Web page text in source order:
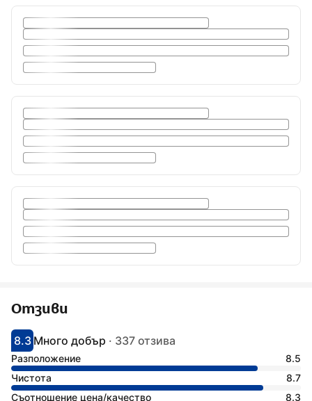
Отзиви
С оценка: 8.3
8.3
Оценено като: много добро
Много добър · 337 отзива
Разположение
8.5
Чистота
8.7
Съотношение цена/качество
8.3